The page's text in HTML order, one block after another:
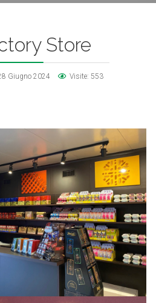
Store
Giugno 2024 Visite: 553